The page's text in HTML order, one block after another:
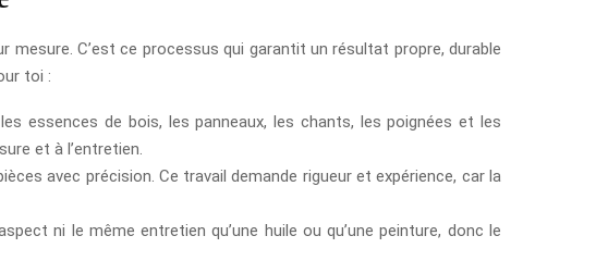
C’est ce processus qui garantit un résultat propre, durable
toi :
essences de bois, les panneaux, les chants, les poignées et les
et à l’entretien.
avec précision. Ce travail demande rigueur et expérience, car la
ni le même entretien qu’une huile ou qu’une peinture, donc le